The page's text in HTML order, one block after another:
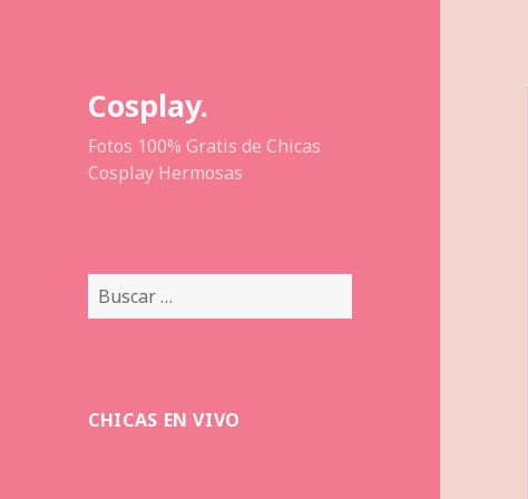
Cosplay.
Fotos 100% Gratis de Chicas
Cosplay Hermosas
Buscar:
CHICAS EN VIVO